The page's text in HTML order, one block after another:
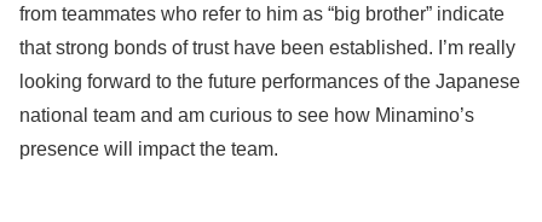
from teammates who refer to him as “big brother” indicate
that strong bonds of trust have been established. I’m really
looking forward to the future performances of the Japanese
national team and am curious to see how Minamino’s
presence will impact the team.